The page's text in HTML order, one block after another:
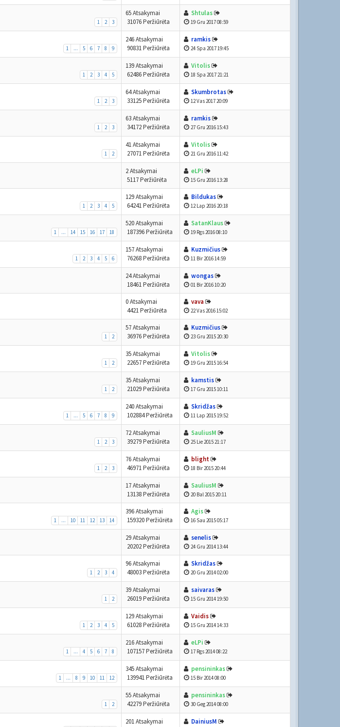
1 2 3
65 Atsakymai
31076 Peržiūrėta
Shtulas
19 Gru 2017 08:59
1 ... 5 6 7 8 9
246 Atsakymai
90831 Peržiūrėta
ramkis
24 Spa 2017 19:45
1 2 3 4 5
139 Atsakymai
62486 Peržiūrėta
Vitolis
18 Spa 2017 21:21
1 2 3
64 Atsakymai
33125 Peržiūrėta
Skumbrotas
12 Vas 2017 20:09
1 2 3
63 Atsakymai
34172 Peržiūrėta
ramkis
27 Gru 2016 15:43
1 2
41 Atsakymai
27071 Peržiūrėta
Vitolis
21 Gru 2016 11:42
2 Atsakymai
5117 Peržiūrėta
eLPi
15 Gru 2016 13:28
1 2 3 4 5
129 Atsakymai
64241 Peržiūrėta
Bildukas
12 Lap 2016 20:18
1 ... 14 15 16 17 18
520 Atsakymai
187396 Peržiūrėta
SatanKlaus
19 Rgs 2016 08:10
1 2 3 4 5 6
157 Atsakymai
76268 Peržiūrėta
Kuzmičius
11 Bir 2016 14:59
24 Atsakymai
18461 Peržiūrėta
wongas
01 Bir 2016 10:20
0 Atsakymai
4421 Peržiūrėta
vava
22 Vas 2016 15:02
1 2
57 Atsakymai
36976 Peržiūrėta
Kuzmičius
23 Gru 2015 20:30
1 2
35 Atsakymai
22657 Peržiūrėta
Vitolis
19 Gru 2015 16:54
1 2
35 Atsakymai
21029 Peržiūrėta
kamstis
17 Gru 2015 10:11
1 ... 5 6 7 8 9
240 Atsakymai
102884 Peržiūrėta
Skridžas
11 Lap 2015 19:52
1 2 3
72 Atsakymai
39279 Peržiūrėta
SauliusM
25 Lie 2015 21:17
1 2 3
76 Atsakymai
46971 Peržiūrėta
blight
18 Bir 2015 20:44
17 Atsakymai
13138 Peržiūrėta
SauliusM
20 Bal 2015 20:11
1 ... 10 11 12 13 14
396 Atsakymai
159320 Peržiūrėta
Agis
16 Sau 2015 05:17
29 Atsakymai
20202 Peržiūrėta
senelis
24 Gru 2014 13:44
1 2 3 4
96 Atsakymai
48003 Peržiūrėta
Skridžas
20 Gru 2014 02:00
1 2
39 Atsakymai
26019 Peržiūrėta
saivaras
15 Gru 2014 19:50
1 2 3 4 5
129 Atsakymai
61028 Peržiūrėta
Vaidis
15 Gru 2014 14:33
1 ... 4 5 6 7 8
216 Atsakymai
107157 Peržiūrėta
eLPi
17 Rgs 2014 08:22
1 ... 8 9 10 11 12
345 Atsakymai
139941 Peržiūrėta
pensininkas
15 Bir 2014 08:00
1 2
55 Atsakymai
42279 Peržiūrėta
pensininkas
30 Geg 2014 08:00
201 Atsakymai
DainiusM